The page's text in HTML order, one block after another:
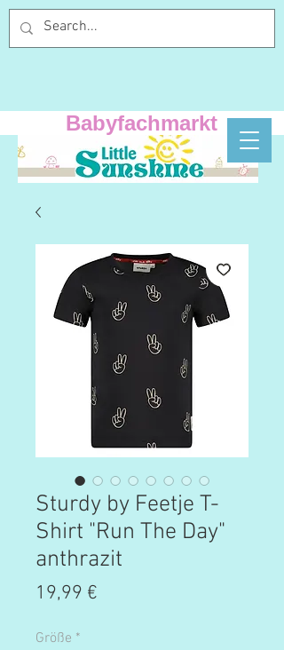
Sturdy by Feetje T-
Shirt "Run The Day"
anthrazit
19,99 €
Größe *